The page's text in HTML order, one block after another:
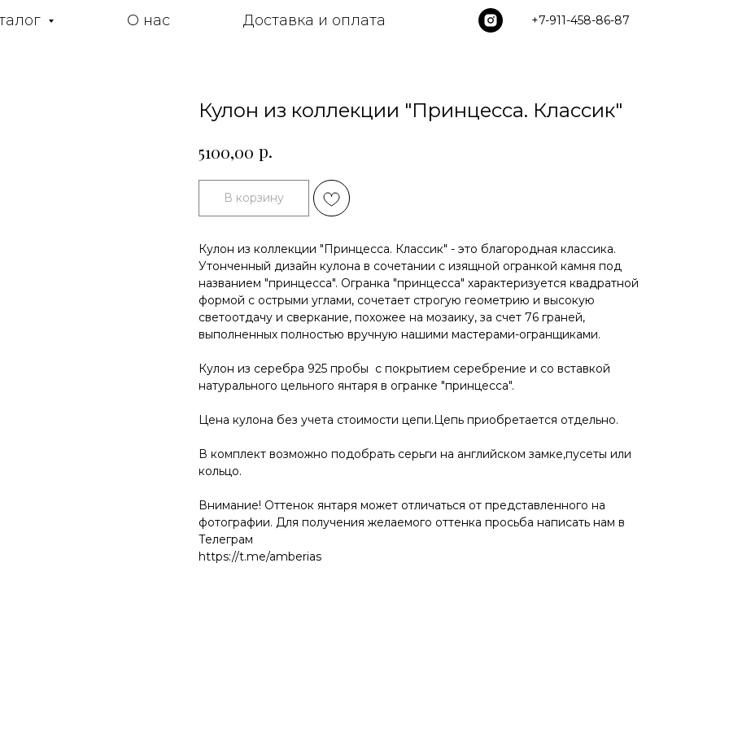
О нас Доставка и оплата +7-911-458-86-87
Кулон из коллекции "Принцесса. Классик"
5100,00 р.
В корзину
Кулон из коллекции "Принцесса. Классик" - это благородная классика.
Утонченный дизайн кулона в сочетании с изящной огранкой камня под
названием "принцесса". Огранка "принцесса" характеризуется квадратной
формой с острыми углами, сочетает строгую геометрию и высокую
светоотдачу и сверкание, похожее на мозаику, за счет 76 граней,
выполненных полностью вручную нашими мастерами-огранщиками.
Кулон из серебра 925 пробы с покрытием серебрение и со вставкой
натурального цельного янтаря в огранке "принцесса".
Цена кулона без учета стоимости цепи.Цепь приобретается отдельно.
В комплект возможно подобрать серьги на английском замке,пусеты или
кольцо.
Внимание! Оттенок янтаря может отличаться от представленного на
фотографии. Для получения желаемого оттенка просьба написать нам в
Телеграм
https://t.me/amberias